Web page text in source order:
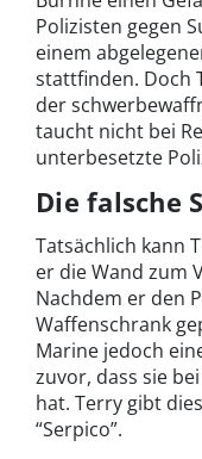
Polizisten gegen
einem
stattfinden. Doch
der
taucht nicht bei
unterbesetzte
Die falsche
Tatsächlich kann
er die Wand zum
Nachdem er den
Waffenschrank
Marine jedoch
zuvor, dass sie
hat. Terry gibt
“Serpico”.